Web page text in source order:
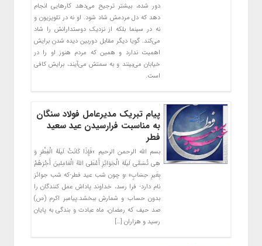
دور شده، بیشتر ترجیح می‌دهد کارهایی انجام
دهد که دل مردمش شاد شود. او نه در تلویزیون و
نه در سینما بلکه از نزدیک دوستدارانش را شاد
می‌کند. گویا دیگر مقابل دوربین دیده شدن برایش
اهمیت ندارد و همین که مردم هنوز او را در
خیابان می‌بینند و به سمتش می‌آیند، برایش کافی
است.
پیام تبریک مدیرعامل فولاد سنگان
به مناسبت فرارسیدن عید سعید
فطر
بسم الله الرحمن الرحیم «فَإِذَا کَانَتْ لَیلَهُ الْفِطْرِ وَ
هِی تُسَمَّى لَیلَهَ الْجَوَائِزِ أَعْطَى اللَّهُ الْعَامِلینَ أَجْرَهُمْ
بِغَیرِ حِسَابٍ» ؛و چون شب عید فطر-که شب جوائز
نام دارد- فرا رسد، خداوند پاداش عمل‏ کنندگان را
بدون حساب و شمارش ببخشد.پیامبر اکرم (ص)
صد حیف که رمضان، ماه عبادت و بندگی به پایان
رسید و هزاران […]